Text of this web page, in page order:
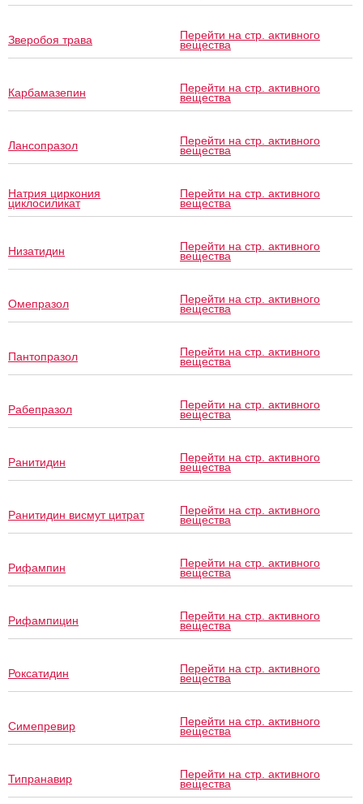
Зверобоя трава Перейти на стр. активного
вещества
Карбамазепин Перейти на стр. активного
вещества
Лансопразол Перейти на стр. активного
вещества
Натрия циркония
циклосиликат
Перейти на стр. активного
вещества
Низатидин Перейти на стр. активного
вещества
Омепразол Перейти на стр. активного
вещества
Пантопразол Перейти на стр. активного
вещества
Рабепразол Перейти на стр. активного
вещества
Ранитидин Перейти на стр. активного
вещества
Ранитидин висмут цитрат Перейти на стр. активного
вещества
Рифампин Перейти на стр. активного
вещества
Рифампицин Перейти на стр. активного
вещества
Роксатидин Перейти на стр. активного
вещества
Симепревир Перейти на стр. активного
вещества
Типранавир Перейти на стр. активного
вещества